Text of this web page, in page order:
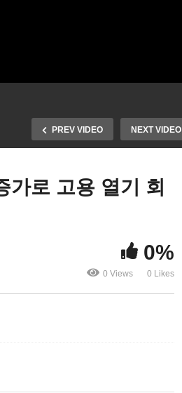
PREV VIDEO NEXT VIDEO
가로 고용 열기 회
0%
0 Views 0 Likes